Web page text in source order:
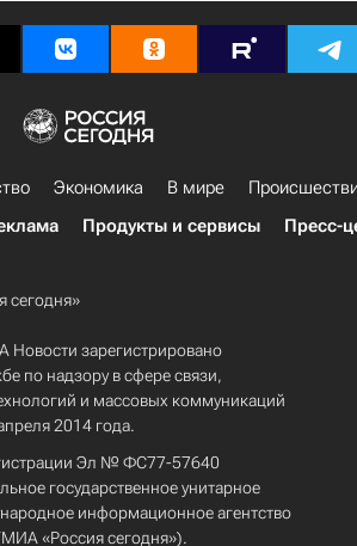
Экономика В мире
Продукты и сервисы Пресс-
сегодня»
Новости зарегистрировано
по надзору в сфере связи,
и массовых коммуникаций
2014 года.
Эл № ФС77-57640
государственное унитарное
информационное агентство
«Россия сегодня»).